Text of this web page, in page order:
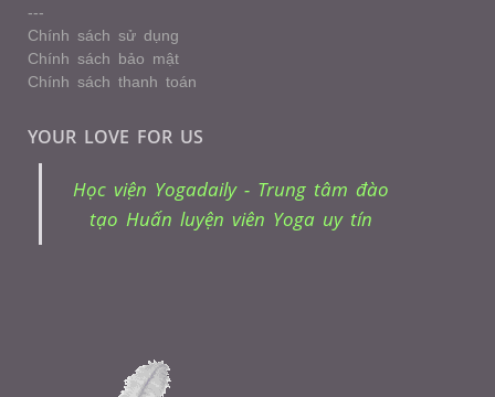
---
Chính sách sử dụng
Chính sách bảo mật
Chính sách thanh toán
YOUR LOVE FOR US
Học viện Yogadaily - Trung tâm đào
tạo Huấn luyện viên Yoga uy tín